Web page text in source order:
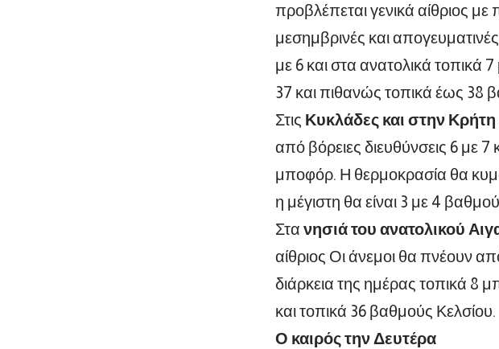
προβλέπεται γενικά αίθριος
μεσημβρινές και
με 6 και στα ανατολικά
37 και πιθανώς τοπικά έως 38
Στις Κυκλάδες και στην Κρήτη
από βόρειες διευθύνσεις 6 με
μποφόρ. Η θερμοκρασία θα
η μέγιστη θα είναι 3 με 4
Στα νησιά του ανατολικού
αίθριος Οι άνεμοι θα πνέουν
διάρκεια της ημέρας τοπικά 8
και τοπικά 36 βαθμούς Κελσίου.
Ο καιρός την Δευτέρα